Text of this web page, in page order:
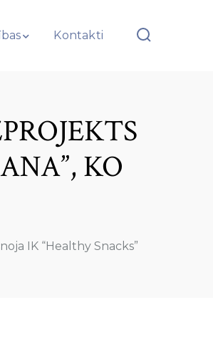
Kontakti
KO
IK “Healthy Snacks”